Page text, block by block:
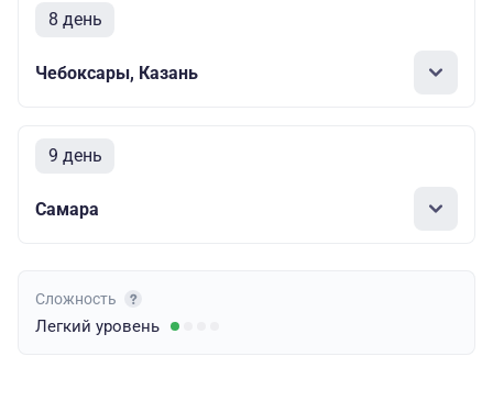
8 день
Чебоксары, Казань
9 день
Самара
Сложность
Легкий уровень